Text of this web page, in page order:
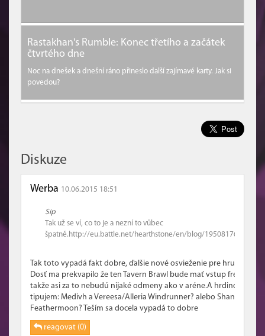
Rastakhan's Rumble: Konec třetího a začátek
čtvrtého dne
Noc na dnešek a dnešní ráno přineslo další zajímavé karty. Jak si
povedou?
Diskuze
Werba 10.06.2015 18:51
Sip
Tak už se ví, co to je a nezní to vůbec
špatně.http://eu.battle.net/hearthstone/en/blog/19508176
Tak toto vypadá fakt dobre, ďalšie nové osvieženie pre hru.
Dosť ma prekvapilo že ten Tavern Brawl bude mať vstup free,
takže asi za to nebudú nijaké odmeny ako v aréne.A hrdinov
tipujem: Medivh a Vereesa/Alleria Windrunner? alebo Shandris
Feathermoon? Teším sa docela vypadá to dobre
reagovat (0)